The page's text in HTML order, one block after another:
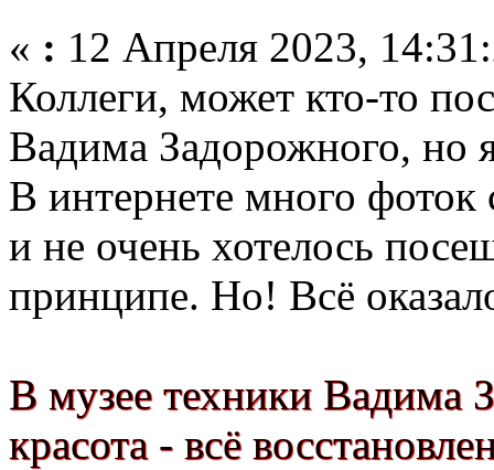
« : 12 Апреля 2023,
Коллеги, может кто-то
Вадима Задорожного, но
В интернете много фоток
и не очень хотелось
принципе. Но! Всё
В музее техники Вадима
красота - всё